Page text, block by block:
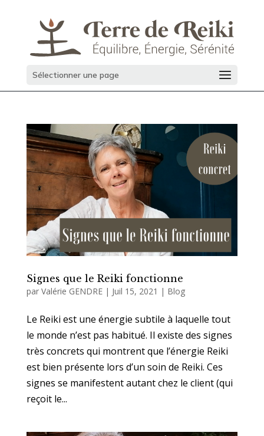
Sélectionner une page
Signes que le Reiki fonctionne
par Valérie GENDRE| Juil 15, 2021 | Blog
Le Reiki est une énergie subtile à laquelle tout
le monde n’est pas habitué. Il existe des signes
très concrets qui montrent que l’énergie Reiki
est bien présente lors d’un soin de Reiki. Ces
signes se manifestent autant chez le client (qui
reçoit le...